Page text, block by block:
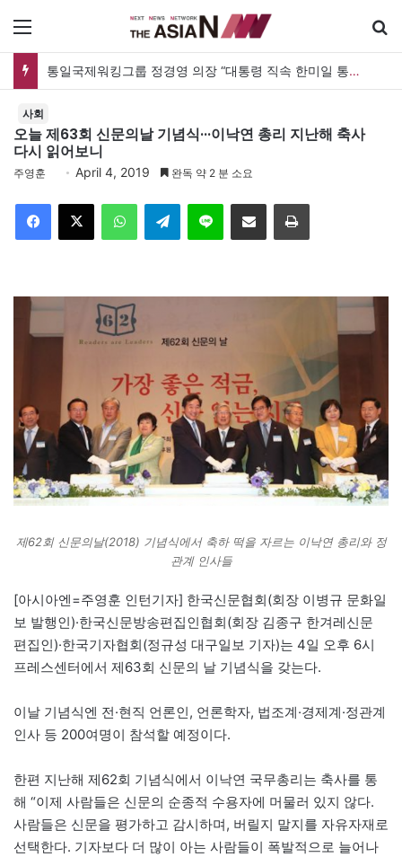
통일국제워킹그룹 정경영 의장 “대통령 직속 한미일 통일TF 설치해 통일한국 마스터플랜을”
사회
오늘 제63회 신문의날 기념식···이낙연 총리 지난해 축사
다시 읽어보니
주영훈 April 4, 2019 완독 약 2 분 소요
Telegram 이메일
제62회 신문의날(2018) 기념식에서 축하 떡을 자르는 이낙연 총리와 정
관계 인사들
[아시아엔=주영훈 인턴기자] 한국신문협회(회장 이병규 문화일
보 발행인)·한국신문방송편집인협회(회장 김종구 한겨레신문
편집인)·한국기자협회(정규성 대구일보 기자)는 4일 오후 6시
프레스센터에서 제63회 신문의 날 기념식을 갖는다.
이날 기념식엔 전·현직 언론인, 언론학자, 법조계·경제계·정관계
인사 등 200여명이 참석할 예정이다.
한편 지난해 제62회 기념식에서 이낙연 국무총리는 축사를 통
해 “이제 사람들은 신문의 순종적 수용자에 머물러 있지 않다.
사람들은 신문을 평가하고 감시하며, 버릴지 말지를 자유자재로
선택한다. 기자보다 더 많이 아는 사람들이 폭발적으로 늘어나